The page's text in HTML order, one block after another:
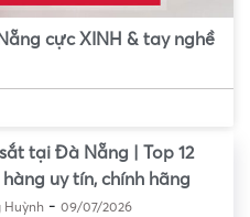
cực XINH & tay nghề
tại Đà Nẵng | Top 12
uy tín, chính hãng
Huỳnh- 09/07/2026